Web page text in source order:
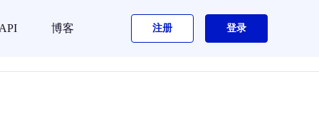
博客 注册 登录